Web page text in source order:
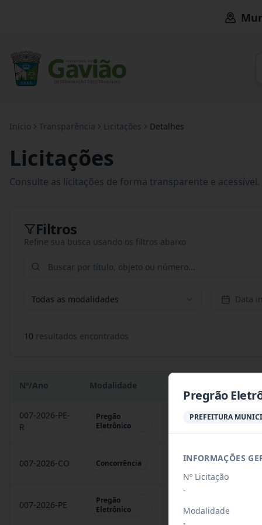
Início Transparência Licitações Detalhes
Licitações
Consulte as licitações de forma transparente e acessível.
Filtros
Refine sua busca usando os filtros abaixo
Todas as modalidades Data
10 resultados encontrados
Nº/Ano Modalidade
007-2026-PE-
R
Pregão
Eletrônico
Contratação de
007-2026-CO Concorrência Construção de 50
007-2026-PE
Pregão
Eletrônico
Contratação de
Pregrão
PREFEITURA
INFORMAÇÕES
Nº Licitação
-
Modalidade